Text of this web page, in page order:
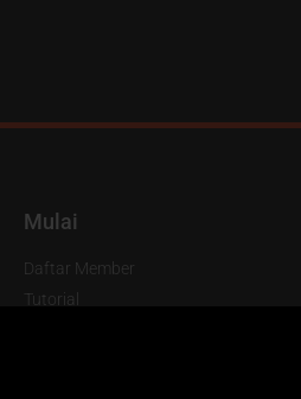
Mulai
Daftar Member
Tutorial